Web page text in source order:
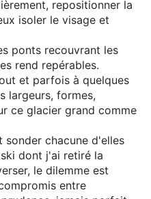
repositionner la
isoler le visage et
ponts recouvrant les
rend repérables.
et parfois à quelques
largeurs, formes,
ce glacier grand comme
sonder chacune d'elles
dont j'ai retiré la
le dilemme est
entre